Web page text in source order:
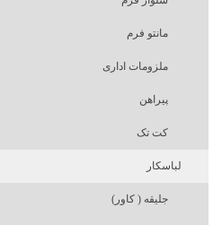
مانتو فرم
ملزومات اداری
پیراهن
کت تک
لباسکار
جلیقه ( کاور)